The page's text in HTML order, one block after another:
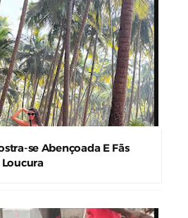
se Abençoada E Fãs
Loucura